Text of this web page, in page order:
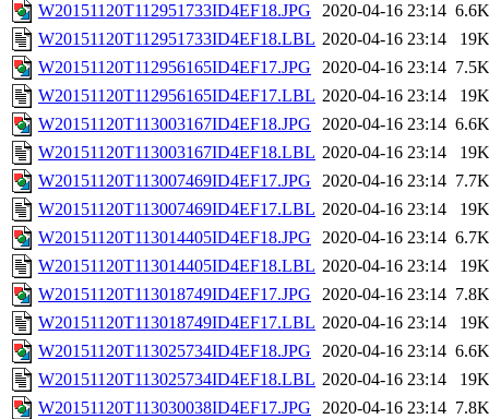
W20151120T112951733ID4EF18.JPG
2020-04-16 23:14 6.6K
W20151120T112951733ID4EF18.LBL 2020-04-16 23:14
19K
W20151120T112956165ID4EF17.JPG
2020-04-16 23:14 7.5K
W20151120T112956165ID4EF17.LBL 2020-04-16 23:14
19K
W20151120T113003167ID4EF18.JPG
2020-04-16 23:14 6.6K
W20151120T113003167ID4EF18.LBL 2020-04-16 23:14
19K
W20151120T113007469ID4EF17.JPG
2020-04-16 23:14 7.7K
W20151120T113007469ID4EF17.LBL 2020-04-16 23:14
19K
W20151120T113014405ID4EF18.JPG
2020-04-16 23:14 6.7K
W20151120T113014405ID4EF18.LBL 2020-04-16 23:14
19K
W20151120T113018749ID4EF17.JPG
2020-04-16 23:14 7.8K
W20151120T113018749ID4EF17.LBL 2020-04-16 23:14
19K
W20151120T113025734ID4EF18.JPG
2020-04-16 23:14 6.6K
W20151120T113025734ID4EF18.LBL 2020-04-16 23:14
19K
W20151120T113030038ID4EF17.JPG
2020-04-16 23:14 7.8K